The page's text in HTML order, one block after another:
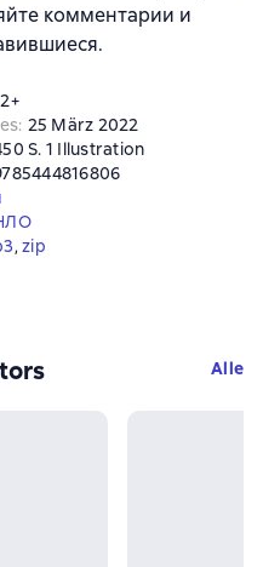
комментарии и
: 25 März 2022
S. 1 Illustration
, zip
Alle